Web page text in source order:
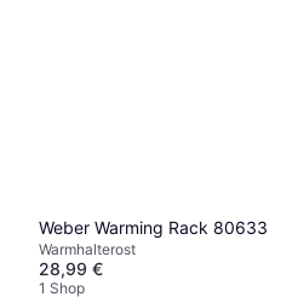
Weber Warming Rack 80633
Warmhalterost
28,99 €
1 Shop